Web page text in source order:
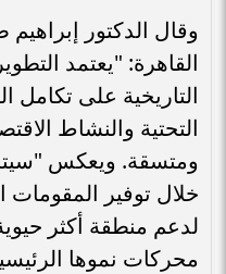
وقال الدكتور
القاهرة: "يعتمد
التاريخية على تكامل
التحتية والنشاط
ومتسقة. ويعكس
خلال توفير المقومات
لدعم منطقة أكثر
محركات نموها